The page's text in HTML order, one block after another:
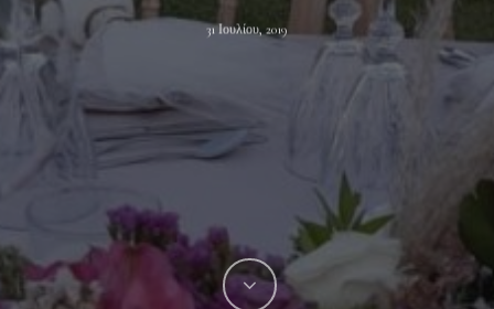
31 Ιουλίου, 2019